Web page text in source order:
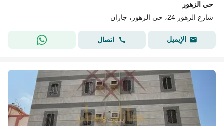
حي الزهور
شارع الزهور 24، حي الزهور، جازان
الإيميل اتصال